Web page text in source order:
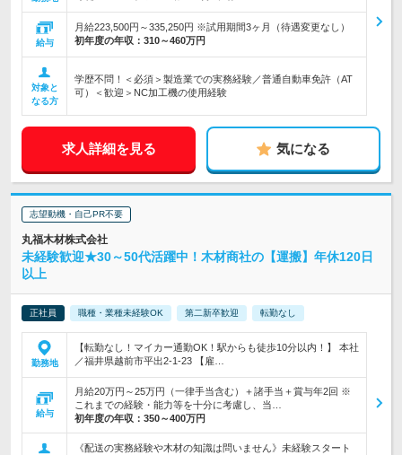
給与
月給223,500円～335,250円 ※試用期間3ヶ月（待遇変更なし）
初年度の年収： 310～460万円
対象と
なる方
学歴不問！＜必須＞製造業での実務経験／普通自動車免許（AT
可）＜歓迎＞NC加工機の使用経験
求人詳細を見る 気になる
志望動機・自己PR不要
丸福木材株式会社
未経験歓迎★30～50代活躍中！木材商社の【運搬】年休120日
以上
正社員 職種・業種未経験OK 第二新卒歓迎 転勤なし
勤務地
【転勤なし！マイカー通勤OK！駅からも徒歩10分以内！】 本社
／福井県越前市平出2-1-23 【雇…
給与
月給20万円～25万円（一律手当含む）＋諸手当＋賞与年2回 ※
これまでの経験・能力等を十分に考慮し、当…
初年度の年収： 350～400万円
《配送の実務経験や木材の知識は問いません》未経験スタート